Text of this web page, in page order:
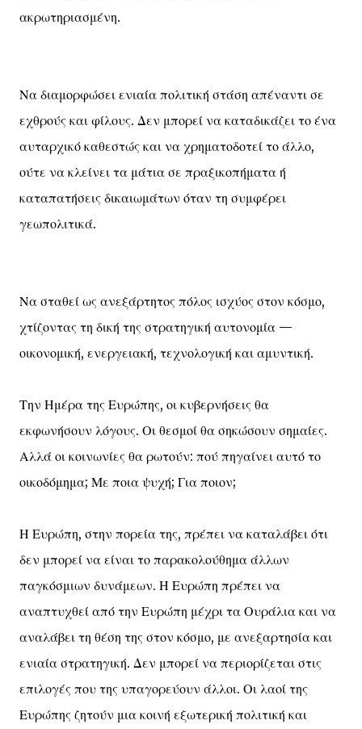
ακρωτηριασμένη.
Να διαμορφώσει ενιαία πολιτική στάση απέναντι σε
εχθρούς και φίλους. Δεν μπορεί να καταδικάζει το ένα
αυταρχικό καθεστώς και να χρηματοδοτεί το άλλο,
ούτε να κλείνει τα μάτια σε πραξικοπήματα ή
καταπατήσεις δικαιωμάτων όταν τη συμφέρει
γεωπολιτικά.
Να σταθεί ως ανεξάρτητος πόλος ισχύος στον κόσμο,
χτίζοντας τη δική της στρατηγική αυτονομία —
οικονομική, ενεργειακή, τεχνολογική και αμυντική.
Την Ημέρα της Ευρώπης, οι κυβερνήσεις θα
εκφωνήσουν λόγους. Οι θεσμοί θα σηκώσουν σημαίες.
Αλλά οι κοινωνίες θα ρωτούν: πού πηγαίνει αυτό το
οικοδόμημα; Με ποια ψυχή; Για ποιον;
Η Ευρώπη, στην πορεία της, πρέπει να καταλάβει ότι
δεν μπορεί να είναι το παρακολούθημα άλλων
παγκόσμιων δυνάμεων. Η Ευρώπη πρέπει να
αναπτυχθεί από την Ευρώπη μέχρι τα Ουράλια και να
αναλάβει τη θέση της στον κόσμο, με ανεξαρτησία και
ενιαία στρατηγική. Δεν μπορεί να περιορίζεται στις
επιλογές που της υπαγορεύουν άλλοι. Οι λαοί της
Ευρώπης ζητούν μια κοινή εξωτερική πολιτική και